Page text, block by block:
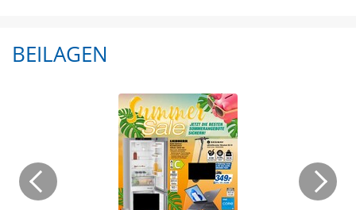
BEILAGEN